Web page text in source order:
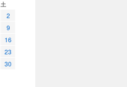
土
2
9
16
23
30